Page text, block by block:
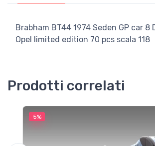
Brabham BT44 1974 Seden GP car 8
Opel limited edition 70 pcs scala 118
Prodotti correlati
5%